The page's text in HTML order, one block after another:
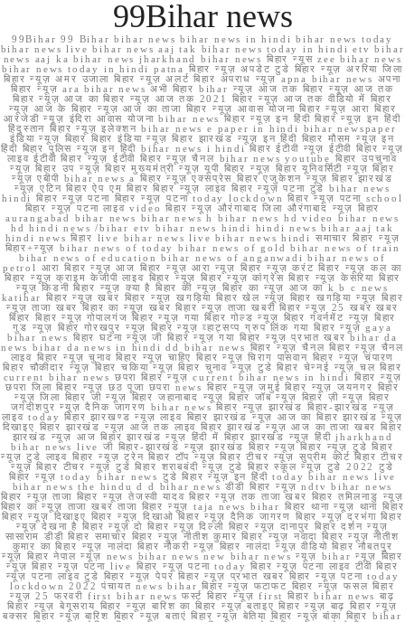
99Bihar news
99Bihar 99 Bihar bihar news bihar news in hindi bihar news today
bihar news live bihar news aaj tak bihar news today in hindi etv bihar
news aaj ka bihar news jharkhand bihar news बिहार न्यूस zee bihar news
bihar news today in hindi patna बिहार न्यूज़ अपडेट टुडे बिहार न्यूज़ अररिया जिला
बिहार न्यूज़ अमर उजाला बिहार न्यूज़ अलर्ट बिहार अपराध न्यूज़ apna bihar news अपना
बिहार न्यूज़ ara bihar news अभी बिहार bihar न्यूज़ आज तक बिहार न्यूज़ आज तक
बिहार न्यूज़ आज का बिहार न्यूज़ आज तक 2021 बिहार न्यूज़ आज तक वीडियो में बिहार
न्यूज़ आज के बिहार न्यूज़ आज का ताजा बिहार न्यूज़ आवास योजना बिहार न्यूज़ आरा बिहार
आरजेडी न्यूज़ इंदिरा आवास योजना bihar news बिहार न्यूज़ इन हिंदी बिहार न्यूज़ इन हिंदी
हिंदुस्तान बिहार न्यूज़ इलेक्शन bihar news e paper in hindi bihar newspaper
इंडिया न्यूज़ बिहार बिहार इंडिया न्यूज़ बिहार झारखंड न्यूज़ इन हिंदी बिहार मौसम न्यूज़ इन
हिंदी बिहार पुलिस न्यूज़ इन हिंदी bihar news i hindi बिहार ईटीवी न्यूज़ ईटीवी बिहार न्यूज़
लाइव ईटीवी बिहार न्यूज़ ईटीवी बिहार न्यूज़ चैनल bihar news youtube बिहार उपचुनाव
न्यूज़ बिहार उप न्यूज़ बिहार मुख्यमंत्री न्यूज़ यूपी बिहार न्यूज़ बिहार यूनिवर्सिटी न्यूज़ बिहार
न्यूज़ एबीपी bihar news a बिहार न्यूज़ एक्सप्रेस बिहार एजुकेशन न्यूज़ बिहार झारखंड
न्यूज़ एटिन बिहार ऐप एम बिहार बिहार न्यूज़ लाइव बिहार न्यूज़ पटना टुडे bihar news
hindi बिहार न्यूज़ पटना बिहार न्यूज़ पटना today lockdown बिहार न्यूज़ पटना school
बिहार न्यूज़ पटना लाइव video बिहार न्यूज़ औरंगाबाद जिला औरंगाबाद न्यूज़ बिहार
aurangabad bihar news bihar news h bihar news hd video bihar news
hd hindi news /bihar etv bihar news hindi hindi news bihar aaj tak
hindi news बिहार live bihar news live bihar news hindi समाचार बिहार न्यूज़
बिहार+न्यूज़ bihar news of today bihar news of gold bihar news of train
bihar news of education bihar news of anganwadi bihar news of
petrol आरा बिहार न्यूज़ आज बिहार न्यूज़ आरा न्यूज़ बिहार न्यूज़ करंट बिहार न्यूज़ कल का
बिहार न्यूज़ क्राइम केजीपी लाइव बिहार न्यूज़ बिहार न्यूज़ कांग्रेस बिहार न्यूज़ केसरिया बिहार
न्यूज़ किडनी बिहार न्यूज़ क्या है बिहार की न्यूज़ बिहार का न्यूज़ आज का k b c news
katihar बिहार न्यूज़ खबर बिहार न्यूज़ खगड़िया बिहार खेल न्यूज़ बिहार खगड़िया न्यूज़ बिहार
न्यूज़ ताजा खबर बिहार का न्यूज़ खबर बिहार न्यूज़ ताजा खबरी बिहार न्यूज़ 25 खबर खबर
बिहार बिहार न्यूज़ गोपालगंज बिहार न्यूज़ गया बिहार गोल्ड न्यूज़ बिहार गवर्नमेंट न्यूज़ बिहार
गुड न्यूज़ बिहार गोरखपुर न्यूज़ बिहार न्यूज़ व्हाट्सप्प ग्रुप लिंक गया बिहार न्यूज़ gaya
bihar news बिहार घटना न्यूज़ जी बिहार न्यूज़ गया बिहार न्यूज़ प्रभात खबर bihar da
news bihar da news in hindi dd bihar news बिहार न्यूज़ चैनल बिहार न्यूज़ चैनल
लाइव बिहार न्यूज़ चुनाव बिहार न्यूज़ चाहिए बिहार न्यूज़ चिराग पासवान बिहार न्यूज़ चंपारण
बिहार चौकीदार न्यूज़ बिहार चकिया न्यूज़ बिहार चुनाव न्यूज़ टुडे बिहार चेन्नई न्यूज़ चल बिहार
current bihar news छपरा बिहार न्यूज़ current bihar news in hindi बिहार न्यूज़
छपरा जिला बिहार न्यूज़ छठ पूजा छपरा news बिहार न्यूज़ जमुई बिहार न्यूज़ जयनगर बिहार
न्यूज़ जिला बिहार जी न्यूज़ बिहार जहानाबाद न्यूज़ बिहार जॉब न्यूज़ बिहार ज़ी न्यूज़ बिहार
जगदीशपुर न्यूज़ दैनिक जागरण bihar news बिहार न्यूज़ झारखंड बिहार-झारखंड न्यूज़
लाइव today बिहार झारखण्ड न्यूज़ लाइव बिहार झारखंड न्यूज़ आज का बिहार झारखंड न्यूज़
दिखाइए बिहार झारखंड न्यूज़ आज तक लाइव बिहार झारखंड न्यूज़ आज का ताजा खबर बिहार
झारखंड न्यूज़ आज बिहार झारखंड न्यूज़ हिंदी में बिहार झारखंड न्यूज़ हिंदी jharkhand
bihar news live जी बिहार-झारखंड न्यूज़ झारखंड बिहार न्यूज़ बिहार न्यूज़ टुडे बिहार
न्यूज़ टुडे लाइव बिहार न्यूज़ ट्रेन बिहार टॉप न्यूज़ बिहार टीचर न्यूज़ सुप्रीम कोर्ट बिहार टीचर
न्यूज़ बिहार टीचर न्यूज़ टुडे बिहार शराबबंदी न्यूज़ टुडे बिहार स्कूल न्यूज़ टुडे 2022 टुडे
बिहार न्यूज़ today bihar news टुडे बिहार न्यूज़ इन हिंदी today bihar news live
bihar news the hindu d d bihar news डीडी बिहार न्यूज़ ndtv bihar news
बिहार न्यूज़ ताजा बिहार न्यूज़ तेजस्वी यादव बिहार न्यूज़ तक ताजा खबर बिहार तमिलनाडु न्यूज़
बिहार का न्यूज़ ताजा खबर ताजा बिहार न्यूज़ taja news bihar बिहार थाना न्यूज़ थाना बिहार
बिहार न्यूज़ दिखाइए बिहार न्यूज़ दिखाओ बिहार न्यूज़ दैनिक जागरण बिहार न्यूज़ दरभंगा बिहार
न्यूज़ देखना है बिहार न्यूज़ दो बिहार न्यूज़ दिल्ली बिहार न्यूज़ दानापुर बिहार दर्शन न्यूज़
सासाराम डीडी बिहार समाचार बिहार न्यूज़ नीतीश कुमार बिहार न्यूज़ नवादा बिहार न्यूज़ नीतीश
कुमार का बिहार न्यूज़ नालंदा बिहार नौकरी न्यूज़ बिहार नालंदा न्यूज़ वीडियो बिहार नौबतपुर
न्यूज़ बिहार नेपाल न्यूज़ news bihar news new bihar news न्यूज़ bihar न्यूज़ बिहार
न्यूज़ बिहार न्यूज़ पटना live बिहार न्यूज़ पटना today बिहार न्यूज़ पटना लाइव टीवी बिहार
न्यूज़ पटना लाइव टुडे बिहार न्यूज़ पेपर बिहार न्यूज़ प्रभात खबर बिहार न्यूज़ पटना today
lockdown 2022 पंचायत news bihar बिहार न्यूज़ फटाफट बिहार न्यूज़ फसल बिहार
न्यूज़ 25 फरवरी first bihar news फर्स्ट बिहार न्यूज़ first बिहार bihar news बाढ़
बिहार न्यूज़ बेगूसराय बिहार न्यूज़ बारिश का बिहार न्यूज़ बताइए बिहार न्यूज़ बाढ़ बिहार न्यूज़
बक्सर बिहार न्यूज़ बारिश बिहार न्यूज़ बताएं बिहार न्यूज़ बेतिया बिहार न्यूज़ बांका बिहार bihar